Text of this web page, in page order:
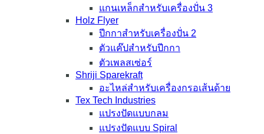
แกนเหล็กสำหรับเครื่องปั่น 3
Holz Flyer
ปีกกาสำหรับเครื่องปั่น 2
ตัวแค๊ปสำหรับปีกกา
ตัวเพลสเซ่อร์
Shriji Sparekraft
อะไหล่สำหรับเครื่องกรอเส้นด้าย
Tex Tech Industries
แปรงปัดแบบกลม
แปรงปัดแบบ Spiral